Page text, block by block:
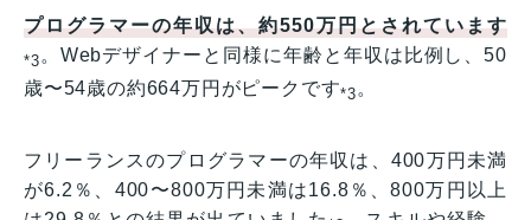
プログラマーの年収は、約550万円とされています
*3 。Webデザイナーと同様に年齢と年収は比例し、50
歳〜54歳の約664万円がピークです*3 。
フリーランスのプログラマーの年収は、400万円未満
が6.2％、400〜800万円未満は16.8％、800万円以上